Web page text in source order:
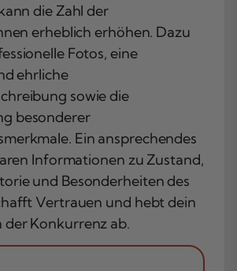
die Zahl der
erheblich erhöhen. Dazu
Fotos, eine
ehrliche
sowie die
besonderer
Ein ansprechendes
Informationen zu Zustand,
und Besonderheiten des
Vertrauen und hebt dein
Konkurrenz ab.